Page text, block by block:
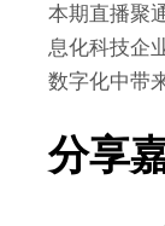
本期直播聚
息化科技企
数字化中带
分享